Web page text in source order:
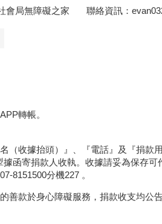
局無障礙之家 聯絡資訊：
轉帳。
（收據抬頭）』、『電話』及『捐款
函寄捐款人收執。收據請妥為保存可
8151500分機227 。
善款於身心障礙服務，捐款收支均公